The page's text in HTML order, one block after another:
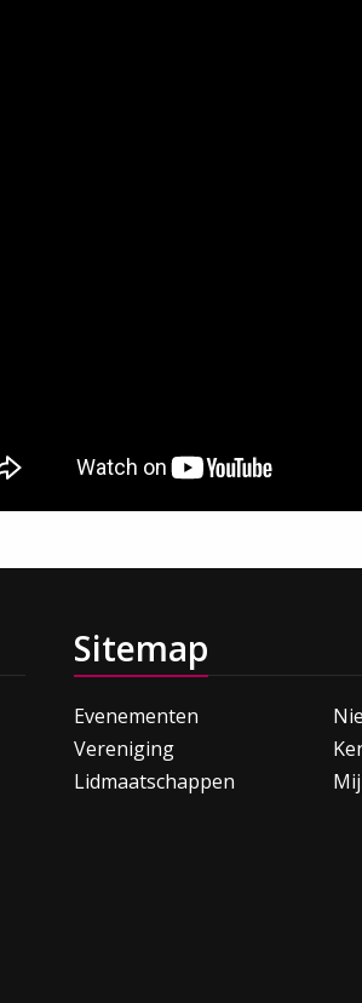
Sitemap
Evenementen
Vereniging
Lidmaatschappen